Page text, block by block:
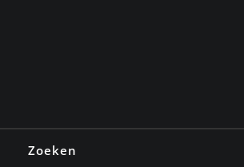
Zoeken